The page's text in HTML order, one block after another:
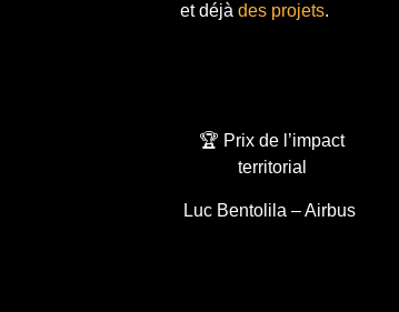
et déjà des projets.
🏆 Prix de l’impact
territorial
Luc Bentolila – Airbus